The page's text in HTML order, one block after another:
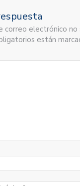
correo electrónico no
están